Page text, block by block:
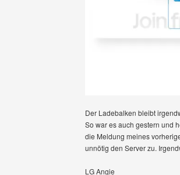
Der Ladebalken bleibt
So war es auch gestern und
die Meldung meines
unnötig den Server zu.
LG Angie